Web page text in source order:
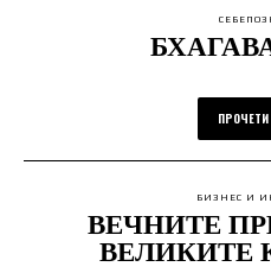
БИЗНЕС И
ВЕЧНИТЕ